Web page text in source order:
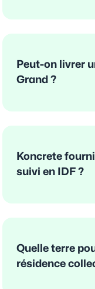
Peut-on livrer
Grand ?
Koncrete
suivi en IDF ?
Quelle terre
résidence